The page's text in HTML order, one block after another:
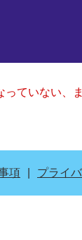
ていない
項 プライ